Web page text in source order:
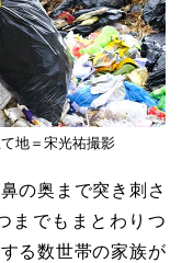
地＝宋光祐撮影
の奥まで突き刺さ
までもまとわりつ
る数世帯の家族が